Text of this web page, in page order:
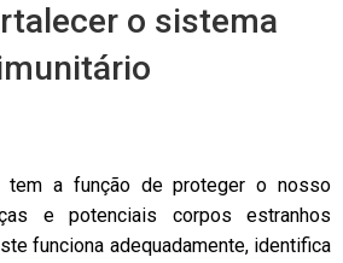
o sistema
tem a função de proteger o nosso
e potenciais corpos estranhos
funciona adequadamente, identifica